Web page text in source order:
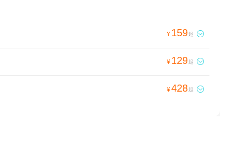
¥ 159起 
¥ 129起 
¥428起 